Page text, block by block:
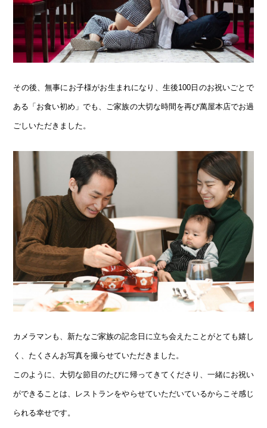
その後、無事にお子様がお生まれになり、生後100日のお祝いごとで
ある「お食い初め」でも、ご家族の大切な時間を再び萬屋本店でお過
ごしいただきました。
カメラマンも、新たなご家族の記念日に立ち会えたことがとても嬉し
く、たくさんお写真を撮らせていただきました。
このように、大切な節目のたびに帰ってきてくださり、一緒にお祝い
ができることは、レストランをやらせていただいているからこそ感じ
られる幸せです。